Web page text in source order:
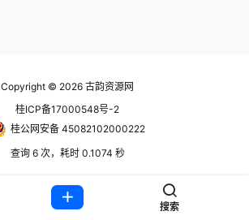
Copyright © 2026 古韵资源网
桂ICP备17000548号-2
桂公网安备 45082102000222
查询 6 次，耗时 0.1074 秒
搜索